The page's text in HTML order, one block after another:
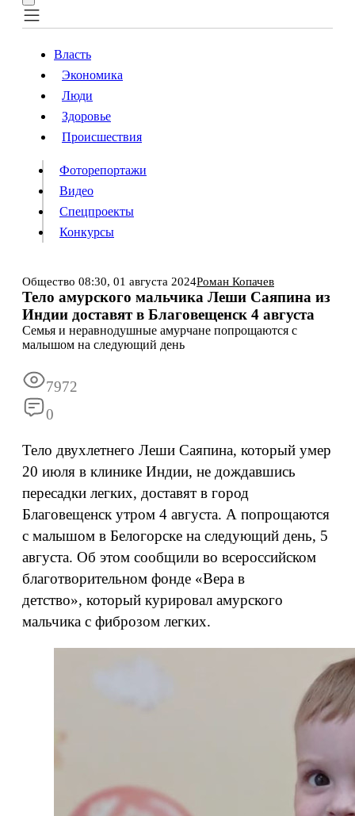
Власть
Происшествия
Видео
Конкурсы
ИнформацияПодпискаРекламаВсе новостиАрхив
Власть
Экономика
Люди
Здоровье
Происшествия
Фоторепортажи
Видео
Спецпроекты
Конкурсы
Общество 08:30, 01 августа 2024Роман Копачев
Тело амурского мальчика Леши Саяпина из
Индии доставят в Благовещенск 4 августа
Семья и неравнодушные амурчане попрощаются с
малышом на следующий день
7972
0
Тело двухлетнего Леши Саяпина, который умер
20 июля в клинике Индии, не дождавшись
пересадки легких, доставят в город
Благовещенск утром 4 августа. А попрощаются
с малышом в Белогорске на следующий день, 5
августа. Об этом сообщили во всероссийском
благотворительном фонде «Вера в
детство», который курировал амурского
мальчика с фиброзом легких.